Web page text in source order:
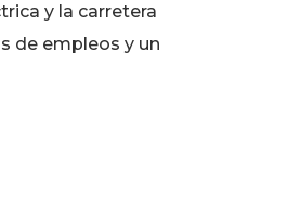
y la carretera
de empleos y un